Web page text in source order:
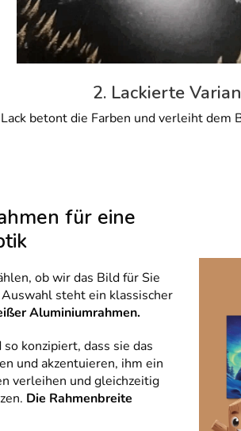
2. Lackierte
betont die Farben und verleiht dem
für eine
ob wir das Bild für Sie
steht ein klassischer
Aluminiumrahmen.
konzipiert, dass sie das
und akzentuieren, ihm ein
verleihen und gleichzeitig
Die Rahmenbreite